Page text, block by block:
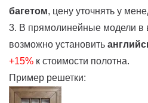
багетом, цену уточнять у
3. В прямолинейные модели в
возможно установить
+15% к стоимости полотна.
Пример решетки: